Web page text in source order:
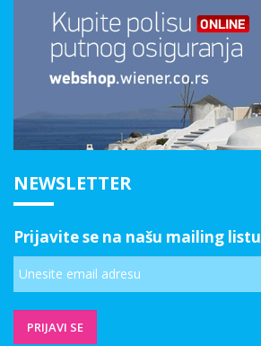
NEWSLETTER
Prijavite se na našu mailing listu